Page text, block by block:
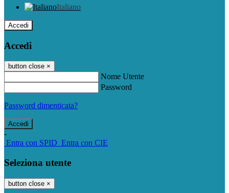
Italiano
Accedi
Accedi
button close ×
Nome Utente
Password
Password dimenticata?
-
Entra con SPID Entra con CIE
Seleziona utente
button close ×